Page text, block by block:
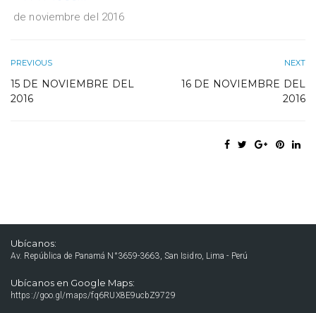
de noviembre del 2016
PREVIOUS
15 DE NOVIEMBRE DEL
2016
NEXT
16 DE NOVIEMBRE DEL
2016
Ubícanos:
Av. República de Panamá N°3659-3663, San Isidro, Lima - Perú
Ubícanos en Google Maps:
https://goo.gl/maps/fq6RUX8E9ucbZ9729